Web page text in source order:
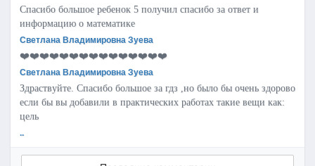
Спасибо большое ребенок 5 получил спасибо за ответ и
информацию о математике
Светлана Владимировна Зуева
❤️❤️❤️❤️❤️❤️❤️❤️❤️❤️❤️❤️❤️❤️❤️
Светлана Владимировна Зуева
Здраствуйте. Спасибо большое за гдз ,но было бы очень здорово
если бы вы добавили в практических работах такие вещи как:
цель
..